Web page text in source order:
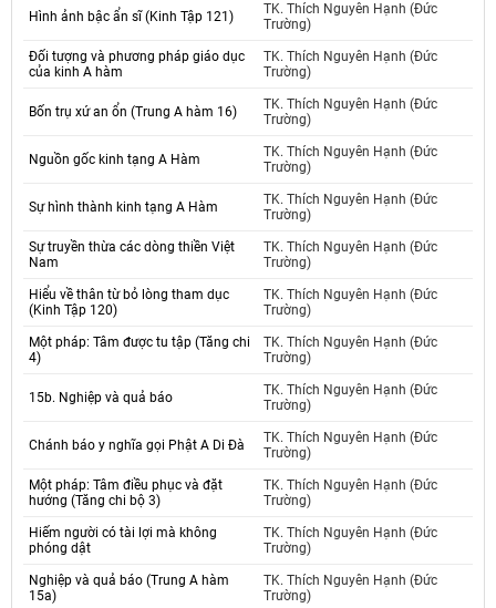
Hình ảnh bậc ẩn sĩ (Kinh Tập 121)
TK. Thích Nguyên Hạnh (Đức
Trường)
Đối tượng và phương pháp giáo dục
của kinh A hàm
TK. Thích Nguyên Hạnh (Đức
Trường)
Bốn trụ xứ an ổn (Trung A hàm 16)
TK. Thích Nguyên Hạnh (Đức
Trường)
Nguồn gốc kinh tạng A Hàm
TK. Thích Nguyên Hạnh (Đức
Trường)
Sự hình thành kinh tạng A Hàm
TK. Thích Nguyên Hạnh (Đức
Trường)
Sự truyền thừa các dòng thiền Việt
Nam
TK. Thích Nguyên Hạnh (Đức
Trường)
Hiểu về thân từ bỏ lòng tham dục
(Kinh Tập 120)
TK. Thích Nguyên Hạnh (Đức
Trường)
Một pháp: Tâm được tu tập (Tăng chi
4)
TK. Thích Nguyên Hạnh (Đức
Trường)
15b. Nghiệp và quả báo
TK. Thích Nguyên Hạnh (Đức
Trường)
Chánh báo y nghĩa gọi Phật A Di Đà
TK. Thích Nguyên Hạnh (Đức
Trường)
Một pháp: Tâm điều phục và đặt
hướng (Tăng chi bộ 3)
TK. Thích Nguyên Hạnh (Đức
Trường)
Hiếm người có tài lợi mà không
phóng dật
TK. Thích Nguyên Hạnh (Đức
Trường)
Nghiệp và quả báo (Trung A hàm
15a)
TK. Thích Nguyên Hạnh (Đức
Trường)